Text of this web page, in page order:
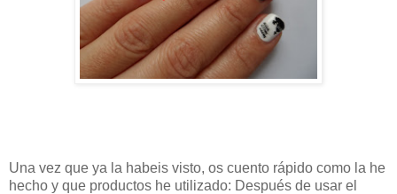
Una vez que ya la habeis visto, os cuento rápido como la he
hecho y que productos he utilizado: Después de usar el